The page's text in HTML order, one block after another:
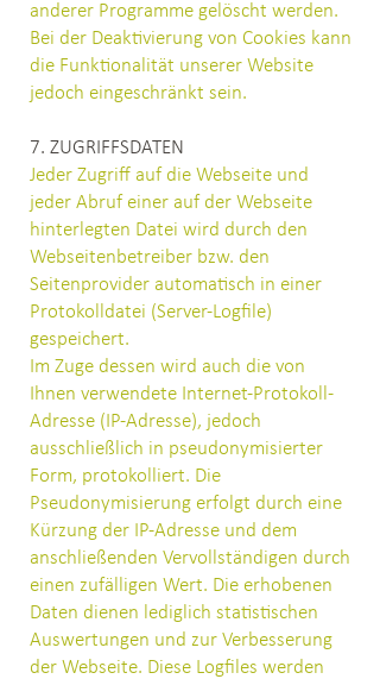
anderer Programme gelöscht werden.
Bei der Deaktivierung von Cookies kann
die Funktionalität unserer Website
jedoch eingeschränkt sein.
7. ZUGRIFFSDATEN
Jeder Zugriff auf die Webseite und
jeder Abruf einer auf der Webseite
hinterlegten Datei wird durch den
Webseitenbetreiber bzw. den
Seitenprovider automatisch in einer
Protokolldatei (Server-Logfile)
gespeichert.
Im Zuge dessen wird auch die von
Ihnen verwendete Internet-Protokoll-
Adresse (IP-Adresse), jedoch
ausschließlich in pseudonymisierter
Form, protokolliert. Die
Pseudonymisierung erfolgt durch eine
Kürzung der IP-Adresse und dem
anschließenden Vervollständigen durch
einen zufälligen Wert. Die erhobenen
Daten dienen lediglich statistischen
Auswertungen und zur Verbesserung
der Webseite. Diese Logfiles werden